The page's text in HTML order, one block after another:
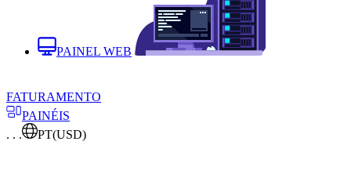
PAINEL WEB
FATURAMENTO
PAINÉIS
. . .
PT(USD)